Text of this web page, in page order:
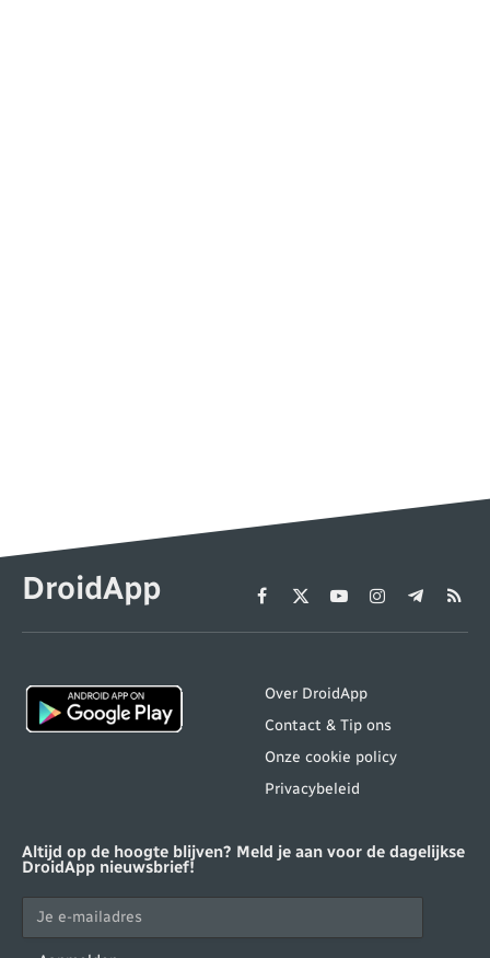
DroidApp Facebook
X
(Twitter)
YouTubeInstagram
Telegram
RSS
Over DroidApp
Contact & Tip ons
Onze cookie policy
Privacybeleid
Altijd op de hoogte blijven? Meld je aan voor de dagelijkse
DroidApp nieuwsbrief!